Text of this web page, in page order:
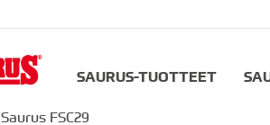
SAURUS-TUOTTEET
Saurus FSC29